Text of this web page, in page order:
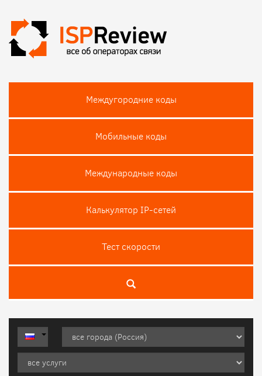
Междугородние коды
Мобильные коды
Международные коды
Калькулятор IP-сетей
Тест скороcти